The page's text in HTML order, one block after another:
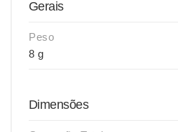
Gerais
Peso
8 g
Dimensões